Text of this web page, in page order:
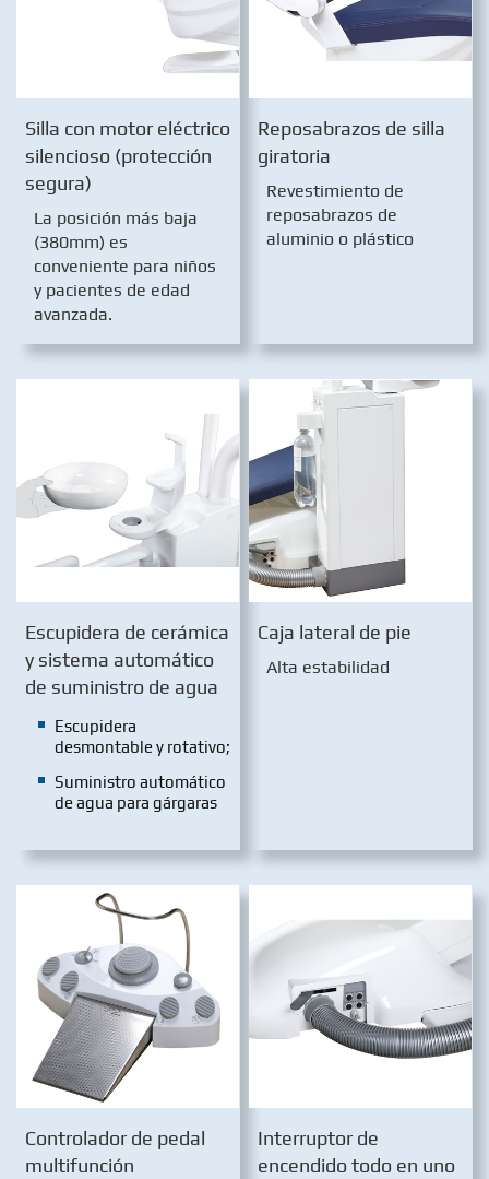
Silla con motor eléctrico
silencioso (protección
segura)
La posición más baja
(380mm) es
conveniente para niños
y pacientes de edad
avanzada.
Reposabrazos de silla
giratoria
Revestimiento de
reposabrazos de
aluminio o plástico
Escupidera de cerámica
y sistema automático
de suministro de agua
Escupidera
desmontable y rotativo;
Suministro automático
de agua para gárgaras
Caja lateral de pie
Alta estabilidad
Controlador de pedal
multifunción
Interruptor de
encendido todo en uno